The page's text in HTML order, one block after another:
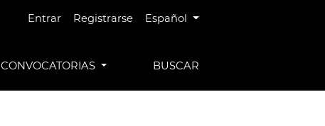
Entrar Registrarse Cambiar el idioma. El idioma actual
Español
CONVOCATORIAS BUSCAR